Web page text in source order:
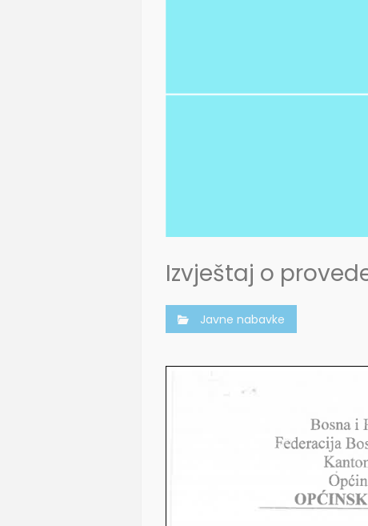
Izvještaj o
Javne nabavke